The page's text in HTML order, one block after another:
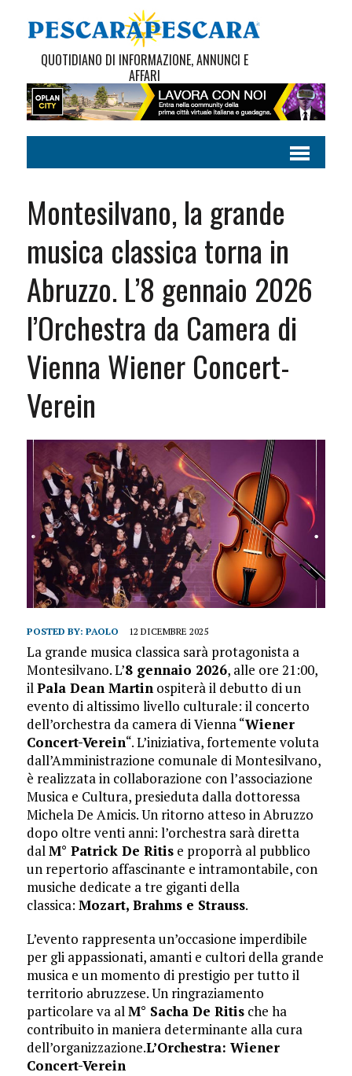
QUOTIDIANO DI INFORMAZIONE, ANNUNCI E
AFFARI
Montesilvano, la grande
musica classica torna in
Abruzzo. L’8 gennaio 2026
l’Orchestra da Camera di
Vienna Wiener Concert-
Verein
POSTED BY: PAOLO 12 DICEMBRE 2025
La grande musica classica sarà protagonista a
Montesilvano. L’8 gennaio 2026, alle ore 21:00,
ilPala Dean Martinospiterà il debutto di un
evento di altissimo livello culturale: il concerto
dell’orchestra da camera di Vienna “Wiener
Concert-Verein“. L’iniziativa, fortemente voluta
dall’Amministrazione comunale di Montesilvano,
è realizzata in collaborazione con l’associazione
Musica e Cultura, presieduta dalla dottoressa
Michela De Amicis. Un ritorno atteso in Abruzzo
dopo oltre venti anni: l’orchestra sarà diretta
dalM° Patrick De Ritise proporrà al pubblico
un repertorio affascinante e intramontabile, con
musiche dedicate a tre giganti della
classica: Mozart, Brahms e Strauss.
L’evento rappresenta un’occasione imperdibile
per gli appassionati, amanti e cultori della grande
musica e un momento di prestigio per tutto il
territorio abruzzese. Un ringraziamento
particolare va alM° Sacha De Ritische ha
contribuito in maniera determinante alla cura
dell’organizzazione.L’Orchestra: Wiener
Concert-Verein